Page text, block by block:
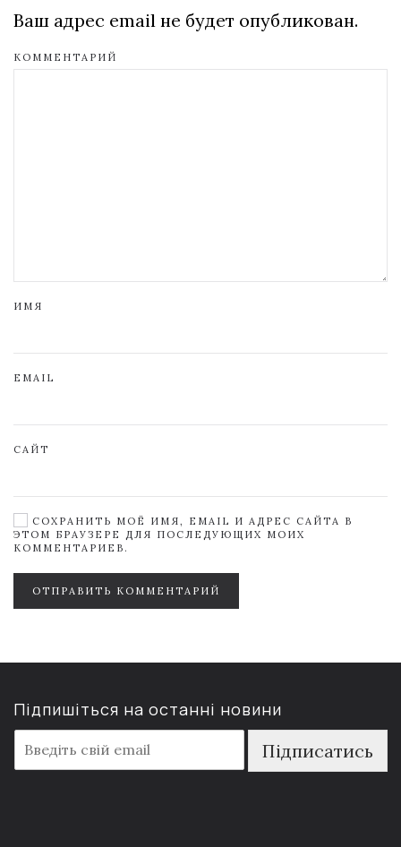
Ваш адрес email не будет опубликован.
КОММЕНТАРИЙ
ИМЯ
EMAIL
САЙТ
СОХРАНИТЬ МОЁ ИМЯ, EMAIL И АДРЕС САЙТА В
ЭТОМ БРАУЗЕРЕ ДЛЯ ПОСЛЕДУЮЩИХ МОИХ
КОММЕНТАРИЕВ.
ОТПРАВИТЬ КОММЕНТАРИЙ
Підпишіться на останні новини
m
a
Підписатись